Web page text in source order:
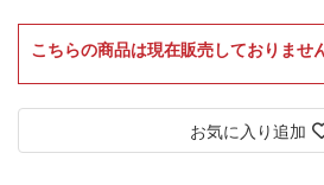
こちらの商品は現在販売しておりませ
お気に入り追加